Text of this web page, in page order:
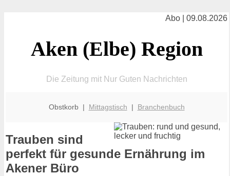
Abo | 09.08.2026
Aken (Elbe) Region
Die Zeitung mit Nur Guten Nachrichten
Obstkorb | Mittagstisch | Branchenbuch
Trauben sind
perfekt für gesunde Ernährung im
Akener Büro